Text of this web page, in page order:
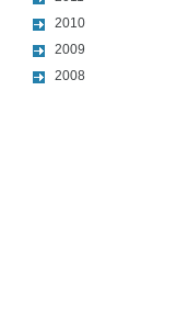
2010
2009
2008